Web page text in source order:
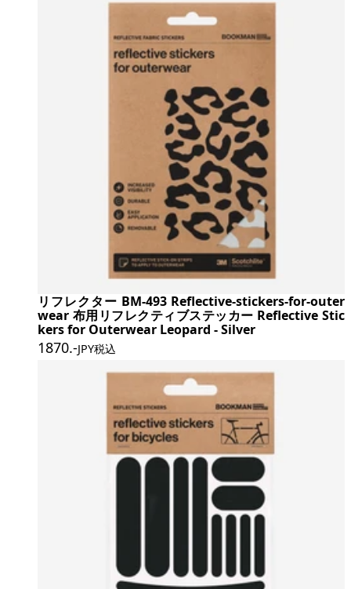
リフレクター BM-493 Reflective-stickers-for-outer
wear 布用リフレクティブステッカー Reflective Stic
kers for Outerwear Leopard - Silver
1870.-JPY税込